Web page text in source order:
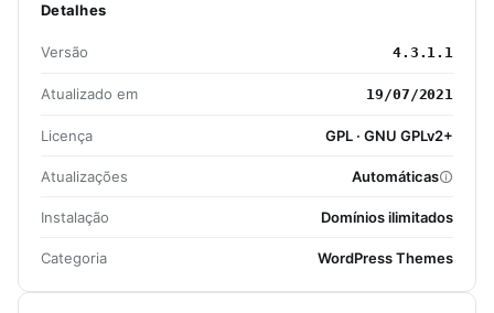
Detalhes
Versão 4.3.1.1
Atualizado em 19/07/2021
Licença GPL · GNU GPLv2+
Atualizações Automáticas
Instalação Domínios ilimitados
Categoria WordPress Themes